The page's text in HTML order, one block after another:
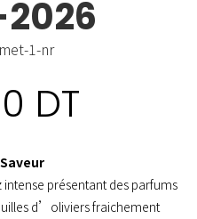
1-nr
DT
présentant des parfums
d’oliviers fraichement